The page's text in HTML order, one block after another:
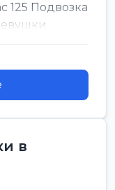
125 Подвозка
в